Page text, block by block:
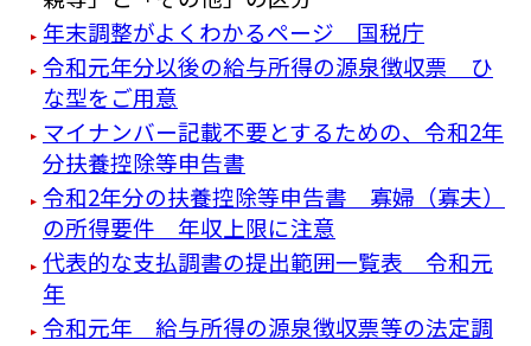
年末調整がよくわかるページ 国税庁
令和元年分以後の給与所得の源泉徴収票 ひ
な型をご用意
マイナンバー記載不要とするための、令和2年
分扶養控除等申告書
令和2年分の扶養控除等申告書 寡婦（寡夫）
の所得要件 年収上限に注意
代表的な支払調書の提出範囲一覧表 令和元
年
令和元年 給与所得の源泉徴収票等の法定調